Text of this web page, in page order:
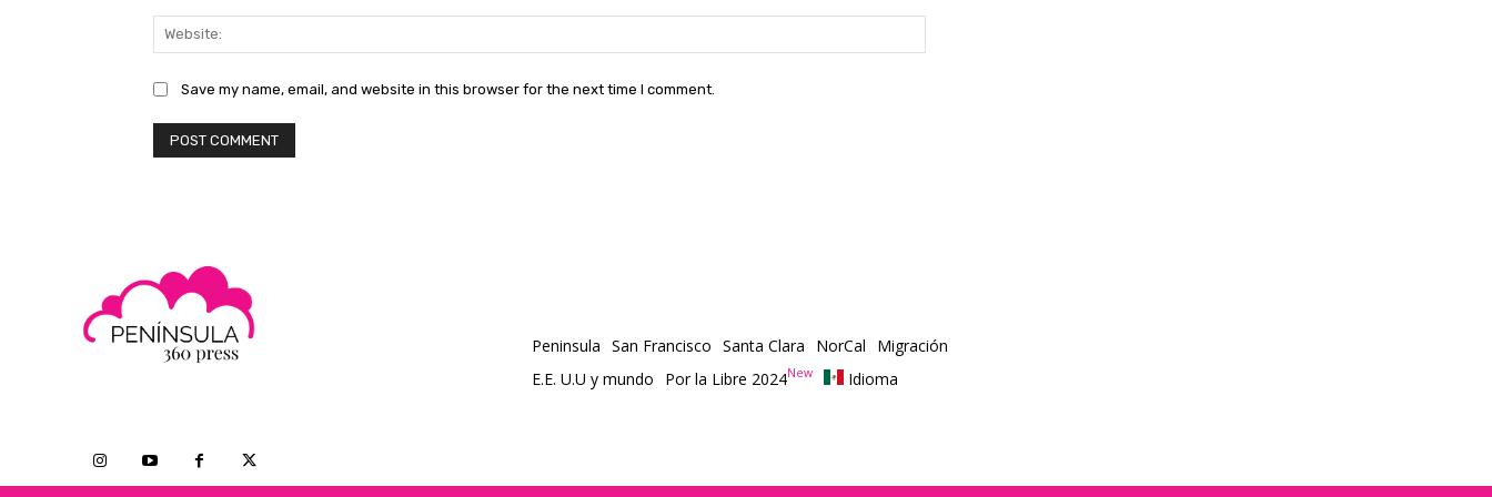
Save my name, email, and website in this browser for the next time I comment.
Peninsula San Francisco Santa Clara NorCal
Migración
E.E. U.U y mundo
Por la Libre 2024New Idioma